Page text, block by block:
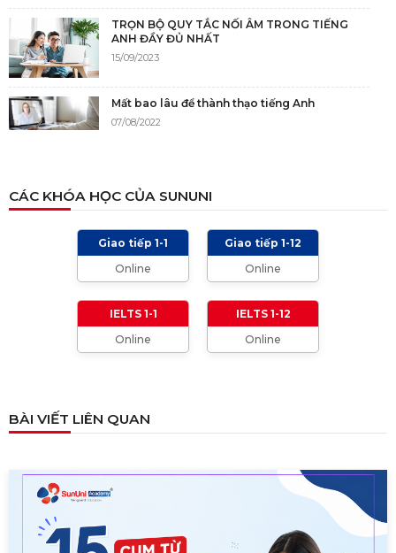
TRỌN BỘ QUY TẮC NỐI ÂM TRONG TIẾNG
ANH ĐẦY ĐỦ NHẤT
15/09/2023
Mất bao lâu để thành thạo tiếng Anh
07/08/2022
05/12/2021
TIÊU CHÍ CHẤM IELTS SPEAKING, WRITING
2024 VÀ NHỮNG LƯU Ý
TỔNG HỢP CÁCH XƯNG HÔ TRONG TIẾNG
ANH (Từ formal đến informal)
TỔNG HỢP 9 LOẠI LINKING WORDS THÔNG
DỤNG VÀ CÁCH VẬN DỤNG
CÁC KHÓA HỌC CỦA SUNUNI
Giao tiếp 1-1
Online
Giao tiếp 1-12
Online
IELTS 1-1
Online
IELTS 1-12
Online
BÀI VIẾT LIÊN QUAN